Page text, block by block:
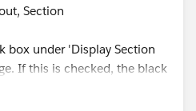
Section
box under 'Display Section
If this is checked, the black
the record.